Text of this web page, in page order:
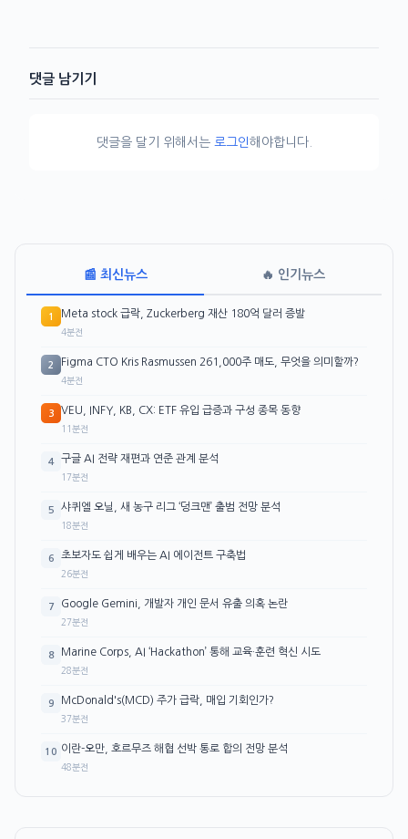
댓글 남기기
댓글을 달기 위해서는 로그인해야합니다.
📰 최신뉴스 🔥 인기뉴스
1 Meta stock 급락, Zuckerberg 재산 180억 달러 증발
4분전
2 Figma CTO Kris Rasmussen 261,000주 매도, 무엇을 의미할까?
4분전
3 VEU, INFY, KB, CX: ETF 유입 급증과 구성 종목 동향
11분전
4 구글 AI 전략 재편과 연준 관계 분석
17분전
5 샤퀴엘 오닐, 새 농구 리그 ‘덩크맨’ 출범 전망 분석
18분전
6 초보자도 쉽게 배우는 AI 에이전트 구축법
26분전
7 Google Gemini, 개발자 개인 문서 유출 의혹 논란
27분전
8 Marine Corps, AI ‘Hackathon’ 통해 교육·훈련 혁신 시도
28분전
9 McDonald's(MCD) 주가 급락, 매입 기회인가?
37분전
10 이란-오만, 호르무즈 해협 선박 통로 합의 전망 분석
48분전